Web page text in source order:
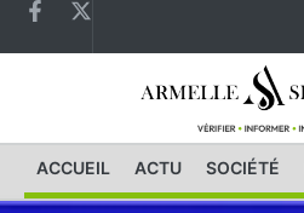
ACCUEIL ACTU SOCIÉTÉ